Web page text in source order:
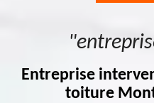
Entreprise
toiture